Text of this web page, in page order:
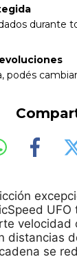
durante
podés
velocidad
distancias
se